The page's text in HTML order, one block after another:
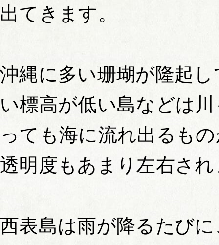
出てきます。
沖縄に多い珊瑚が隆起
い標高が低い島などは
っても海に流れ出るも
透明度もあまり左右さ
西表島は雨が降るたび